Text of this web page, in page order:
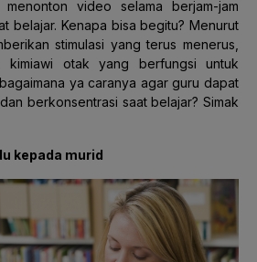
video selama berjam-jam
belajar. Kenapa bisa begitu? Menurut
stimulasi yang terus menerus,
kimiawi otak yang berfungsi untuk
ya caranya agar guru dapat
berkonsentrasi saat belajar? Simak
kepada murid